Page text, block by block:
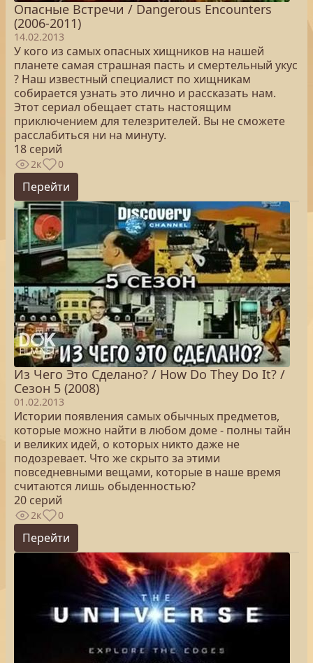
Опасные Встречи / Dangerous Encounters
(2006-2011)
14.02.2013
У кого из самых опасных хищников на нашей
планете самая страшная пасть и смертельный укус
? Наш известный специалист по хищникам
собирается узнать это лично и рассказать нам.
Этот сериал обещает стать настоящим
приключением для телезрителей. Вы не сможете
расслабиться ни на минуту.
18 серий
2к 0
Перейти
Из Чего Это Сделано? / How Do They Do It? /
Сезон 5 (2008)
01.02.2013
Истории появления самых обычных предметов,
которые можно найти в любом доме - полны тайн
и великих идей, о которых никто даже не
подозревает. Что же скрыто за этими
повседневными вещами, которые в наше время
считаются лишь обыденностью?
20 серий
2к 0
Перейти